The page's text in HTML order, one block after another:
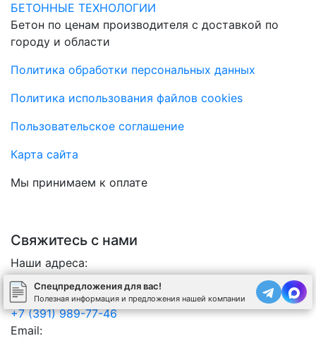
БЕТОННЫЕ ТЕХНОЛОГИИ
Бетон по ценам производителя с доставкой по
городу и области
Политика обработки персональных данных
Политика использования файлов cookies
Пользовательское соглашение
Карта сайта
Мы принимаем к оплате
Свяжитесь с нами
Наши адреса:
г. Красноярск, �, ул. Енисейский тракт, 14
Телефон:
+7 (391) 989-77-46
Email:
Спецпредложения для вас!
Полезная информация и предложения нашей компании